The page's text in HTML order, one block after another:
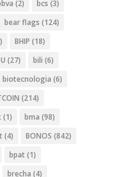
(2) bcs (3)
bear flags (124)
BHIP (18)
(27) bili (6)
biotecnologia (6)
(214)
(1) bma (98)
(4) BONOS (842)
bpat (1)
brecha (4)